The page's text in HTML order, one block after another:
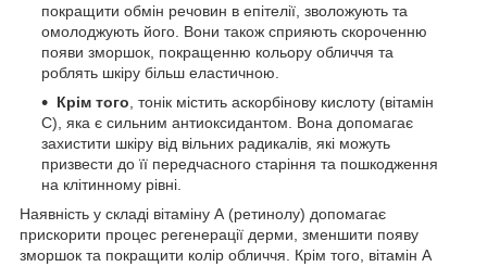
покращити обмін речовин в епітелії, зволожують та
омолоджують його. Вони також сприяють скороченню
появи зморшок, покращенню кольору обличчя та
роблять шкіру більш еластичною.
Крім того , тонік містить аскорбінову кислоту (вітамін
С), яка є сильним антиоксидантом. Вона допомагає
захистити шкіру від вільних радикалів, які можуть
призвести до її передчасного старіння та пошкодження
на клітинному рівні.
Наявність у складі вітаміну А (ретинолу) допомагає
прискорити процес регенерації дерми, зменшити появу
зморшок та покращити колір обличчя. Крім того, вітамін А